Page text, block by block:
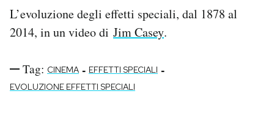
Sport
Mondiali calcio 2026
PODCAST
L’evoluzione degli effetti speciali, dal 1878 al
2014, in un video di Jim Casey.
Tag: CINEMA - EFFETTI SPECIALI -
EVOLUZIONE EFFETTI SPECIALI